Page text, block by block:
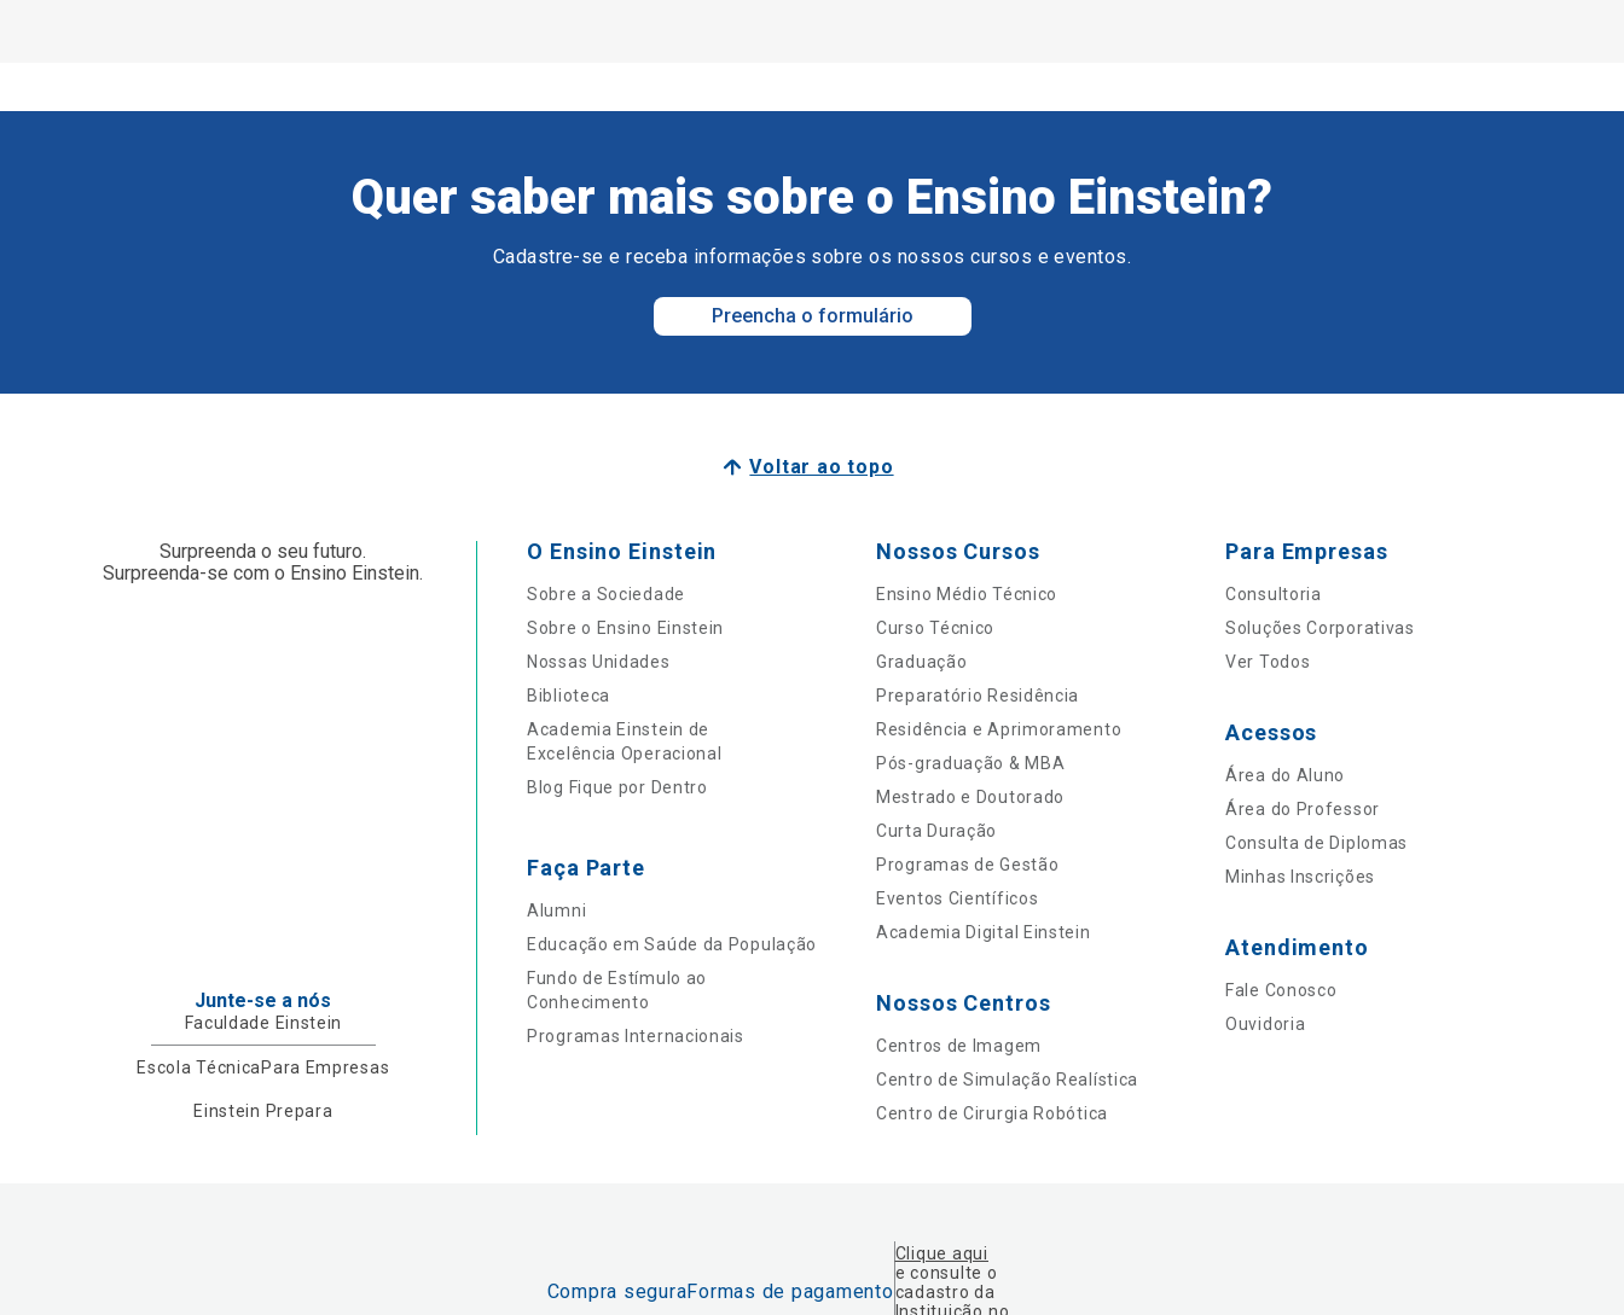
Quer saber mais sobre o Ensino Einstein?
Cadastre-se e receba informações sobre os nossos cursos e eventos.
Preencha o formulário
Voltar ao topo
Surpreenda o seu futuro.
Surpreenda-se com o Ensino Einstein.
Junte-se a nós
Faculdade Einstein
Escola Técnica Para Empresas
Einstein Prepara
O Ensino Einstein
Sobre a Sociedade
Sobre o Ensino Einstein
Nossas Unidades
Biblioteca
Academia Einstein de
Excelência Operacional
Blog Fique por Dentro
Faça Parte
Alumni
Educação em Saúde da População
Fundo de Estímulo ao
Conhecimento
Programas Internacionais
Nossos Cursos
Ensino Médio Técnico
Curso Técnico
Graduação
Preparatório Residência
Residência e Aprimoramento
Pós-graduação & MBA
Mestrado e Doutorado
Curta Duração
Programas de Gestão
Eventos Científicos
Academia Digital Einstein
Nossos Centros
Centros de Imagem
Centro de Simulação Realística
Centro de Cirurgia Robótica
Para Empresas
Consultoria
Soluções Corporativas
Ver Todos
Acessos
Área do Aluno
Área do Professor
Consulta de Diplomas
Minhas Inscrições
Atendimento
Fale Conosco
Ouvidoria
Compra seguraFormas de pagamento
Clique aqui
e consulte o
cadastro da